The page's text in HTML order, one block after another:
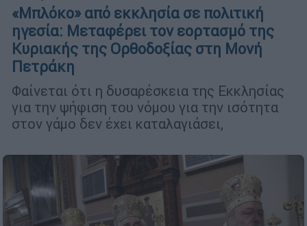
«Μπλόκο» από εκκλησία σε πολιτική
ηγεσία: Μεταφέρει τον εορτασμό της
Κυριακής της Ορθοδοξίας στη Μονή
Πετράκη
Φαίνεται ότι η δυσαρέσκεια της Εκκλησίας
για την ψήφιση του νόμου για την ισότητα
στον γάμο δεν έχει καταλαγιάσει,